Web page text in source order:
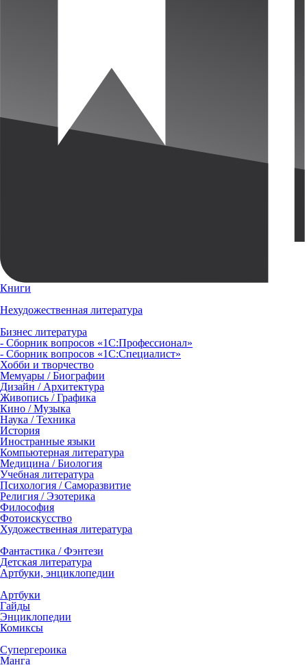
Книги
Нехудожественная литература
Бизнес литература
- Сборник вопросов «1С:Профессионал»
- Сборник вопросов «1С:Специалист»
Хобби и творчество
Мемуары / Биографии
Дизайн / Архитектура
Живопись / Графика
Кино / Музыка
Наука / Техника
История
Иностранные языки
Компьютерная литература
Медицина / Биология
Учебная литература
Психология / Саморазвитие
Религия / Эзотерика
Философия
Фотоискусство
Художественная литература
Фантастика / Фэнтези
Детская литература
Артбуки, энциклопедии
Артбуки
Гайды
Энциклопедии
Комиксы
Супергероика
Манга